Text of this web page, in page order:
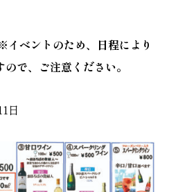
イベントのため、日程により
で、ご注意ください。
日